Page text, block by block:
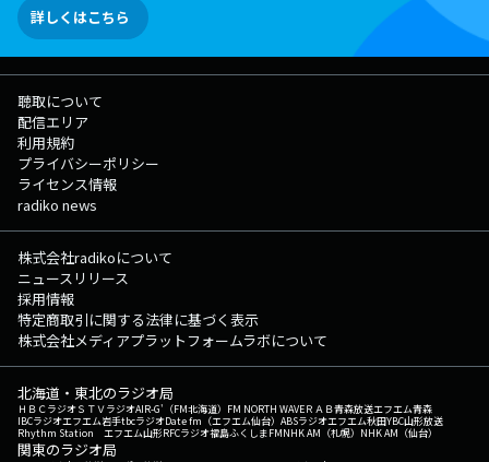
詳しくはこちら
聴取について
配信エリア
利用規約
プライバシーポリシー
ライセンス情報
radiko news
株式会社radikoについて
ニュースリリース
採用情報
特定商取引に関する法律に基づく表示
株式会社メディアプラットフォームラボについて
北海道・東北のラジオ局
ＨＢＣラジオＳＴＶラジオAIR-G'（FM北海道） FM NORTH WAVEＲＡＢ青森放送エフエム青森
IBCラジオエフエム岩手tbcラジオDate fm（エフエム仙台） ABSラジオエフエム秋田YBC山形放送
Rhythm Station エフエム山形RFCラジオ福島ふくしまFMNHK AM（札幌） NHK AM（仙台）
関東のラジオ局